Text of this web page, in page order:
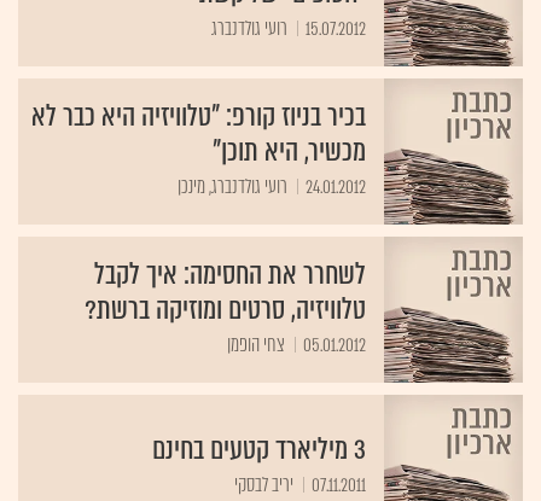
15.07.2012 רועי גולדנברג
בכיר בניוז קורפ: "טלוויזיה היא כבר לא
מכשיר, היא תוכן"
24.01.2012 רועי גולדנברג, מינכן
לשחרר את החסימה: איך לקבל
טלוויזיה, סרטים ומוזיקה ברשת?
05.01.2012 צחי הופמן
3 מיליארד קטעים בחינם
07.11.2011 יריב לבסקי